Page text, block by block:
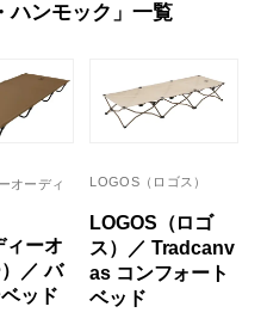
ハンモック」一覧
オーディ
ィーオ
／ バ
ッド
LOGOS（ロゴス）
LOGOS（ロゴ
ス）／ Tradcanv
as コンフォート
ベッド